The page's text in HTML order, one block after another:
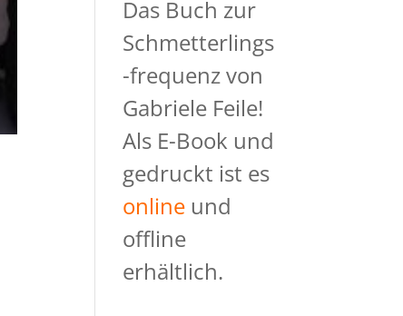
Das Buch zur
Schmetterlings
-frequenz von
Gabriele Feile!
Als E-Book und
gedruckt ist es
online und
offline
erhältlich.